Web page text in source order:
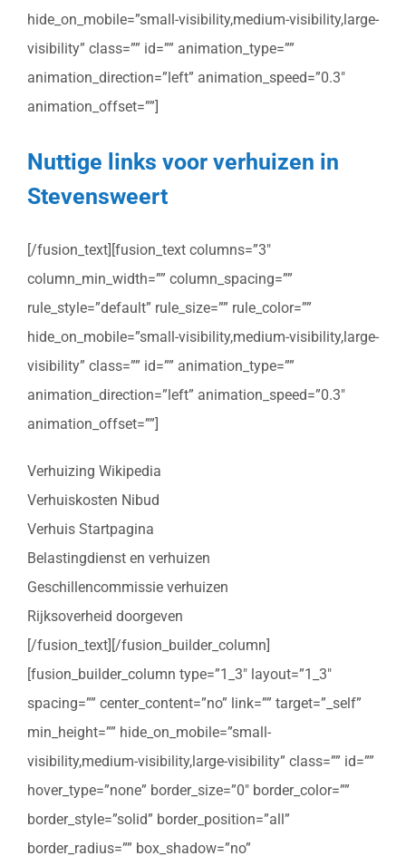
hide_on_mobile=”small-visibility,medium-visibility,large-
visibility” class=”” id=”” animation_type=””
animation_direction=”left” animation_speed=”0.3″
animation_offset=””]
Nuttige links voor verhuizen in
Stevensweert
[/fusion_text][fusion_text columns=”3″
column_min_width=”” column_spacing=””
rule_style=”default” rule_size=”” rule_color=””
hide_on_mobile=”small-visibility,medium-visibility,large-
visibility” class=”” id=”” animation_type=””
animation_direction=”left” animation_speed=”0.3″
animation_offset=””]
Verhuizing Wikipedia
Verhuiskosten Nibud
Verhuis Startpagina
Belastingdienst en verhuizen
Geschillencommissie verhuizen
Rijksoverheid doorgeven
[/fusion_text][/fusion_builder_column]
[fusion_builder_column type=”1_3″ layout=”1_3″
spacing=”” center_content=”no” link=”” target=”_self”
min_height=”” hide_on_mobile=”small-
visibility,medium-visibility,large-visibility” class=”” id=””
hover_type=”none” border_size=”0″ border_color=””
border_style=”solid” border_position=”all”
border_radius=”” box_shadow=”no”